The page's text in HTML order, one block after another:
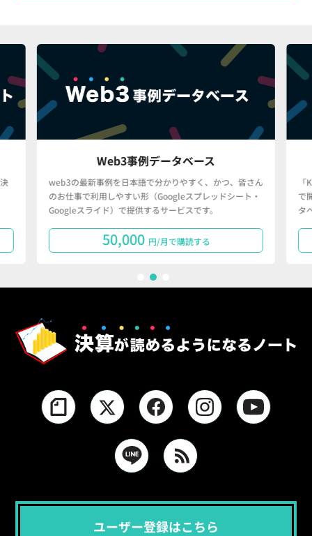
Web3事例データベース
web3の最新事例を日本語で分かりやすく、かつ、皆さん
のお仕事で利用しやすい形（Googleスプレッドシート・
Googleスライド）で提供するサービスです。
50,000 円/月で購読する
で
タ
ユーザー登録はこちら